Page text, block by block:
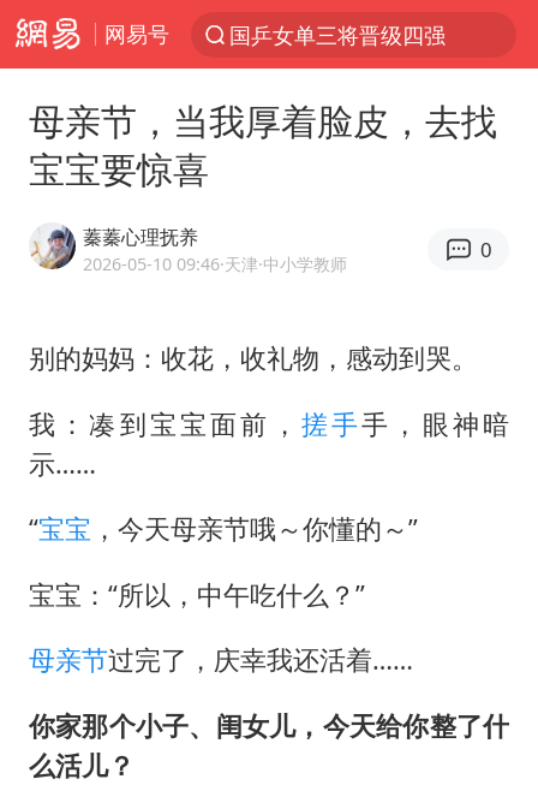
网易号
国乒女单三将晋级四强
陈思诚零点晒照为佟丽娅庆生
新疆优化调整景区内自驾服务费
台当局重金为“台独”织“皇帝新衣”
老挝国会主席赛宋蓬逝世
白海豚将正面袭击贯穿浙江
酒店回应车内过夜被收150元
母亲节，当我厚着脸皮，去找
宝宝要惊喜
蓁蓁心理抚养
2026-05-10 09:46·天津·中小学教师
0
别的妈妈：收花，收礼物，感动到哭。
我：凑到宝宝面前， 搓手手，眼神暗
示……
“宝宝 ，今天母亲节哦～你懂的～”
宝宝：“所以，中午吃什么？”
母亲节过完了，庆幸我还活着……
你家那个小子、闺女儿，今天给你整了什
么活儿？